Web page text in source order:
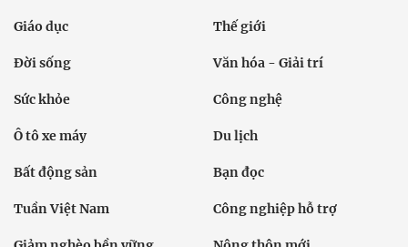
Giáo dục Thế giới
Đời sống Văn hóa - Giải trí
Sức khỏe Công nghệ
Ô tô xe máy Du lịch
Bất động sản Bạn đọc
Tuần Việt Nam Công nghiệp hỗ trợ